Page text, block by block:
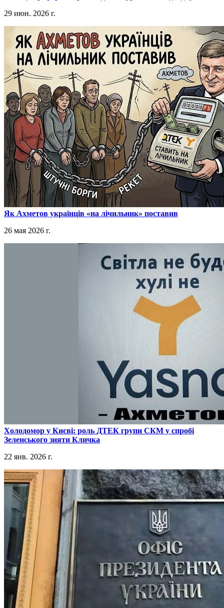
29 июн. 2026 г.
​Як Ахметов українців «на лічильник» поставив
26 мая 2026 г.
​Холодомор у Києві: роль ДТЕК групи СКМ у спробі
Зеленського зняти Кличка
22 янв. 2026 г.